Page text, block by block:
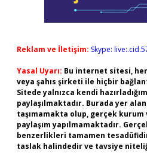
Reklam ve İletişim: Skype:
Yasal Uyarı: Bu internet sitesi,
veya şahıs şirketi ile hiçbir
Sitede yalnızca kendi
paylaşılmaktadır. Burada yer
taşımamakta olup, gerçek kurum
paylaşım yapılmamaktadır.
benzerlikleri tamamen
taslak halindedir ve tavsiye